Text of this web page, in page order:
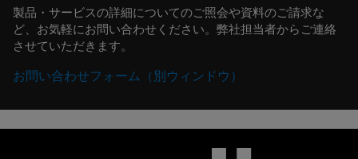
製品・サービスの詳細についてのご照会や資料のご請求な
ど、お気軽にお問い合わせください。弊社担当者からご連絡
させていただきます。
お問い合わせフォーム（別ウィンドウ）